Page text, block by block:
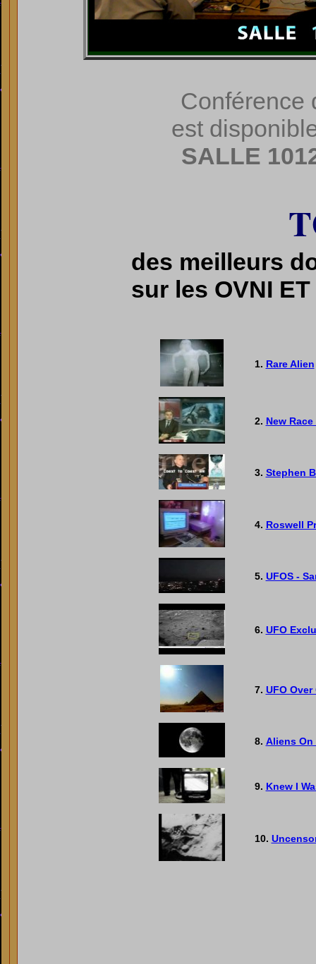
Conférence
est
SALLE
des meilleurs
sur les OVNI
1. Rare Alien
2. New
3. Stephen
4. Roswell
5. UFOS -
6. UFO
7. UFO
8. Aliens On
9. Knew I
10.